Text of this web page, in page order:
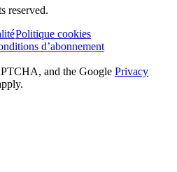
reserved.
Politique cookies
d’abonnement
and the Google Privacy